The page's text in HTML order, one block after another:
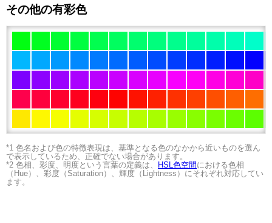
その他の有彩色
*1 色名および色の特徴表現は、基準となる色のなかから近いものを選ん
で表示しているため、正確でない場合があります。
*2 色相、彩度、明度という言葉の定義は、
HSL色空間 における色相
（Hue）、彩度（Saturation）、輝度（Lightness）にそれぞれ対応してい
ます。